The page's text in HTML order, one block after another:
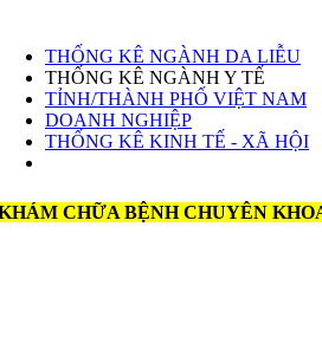
THỐNG KÊ NGÀNH DA LIỄU
THỐNG KÊ NGÀNH Y TẾ
TỈNH/THÀNH PHỐ VIỆT NAM
DOANH NGHIỆP
THỐNG KÊ KINH TẾ - XÃ HỘI
CHỮA BỆNH CHUYÊN